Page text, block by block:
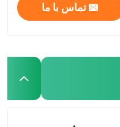
تماس با ما